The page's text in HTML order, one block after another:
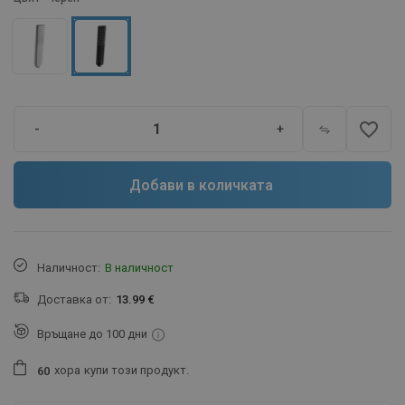
- + favorite_border
Добави в количката
Наличност: В наличност
Доставка от: 13.99 €
Връщане до 100 дни
60 хора купи този продукт.